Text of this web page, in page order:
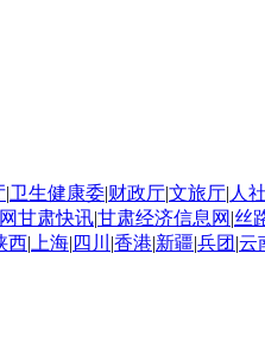
|卫生健康委|财政厅|文旅厅| 人
甘肃快讯|甘肃经济信息网 |丝
西| 上海| 四川 |香港|新疆|兵团 |云